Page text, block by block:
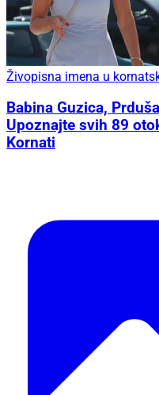
Živopisna imena u
Babina Guzica,
Upoznajte svih 89
Kornati